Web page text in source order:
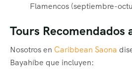
Flamencos (septiembre-
Tours Recomendados
Nosotros en Caribbean Saona
Bayahíbe que incluyen: